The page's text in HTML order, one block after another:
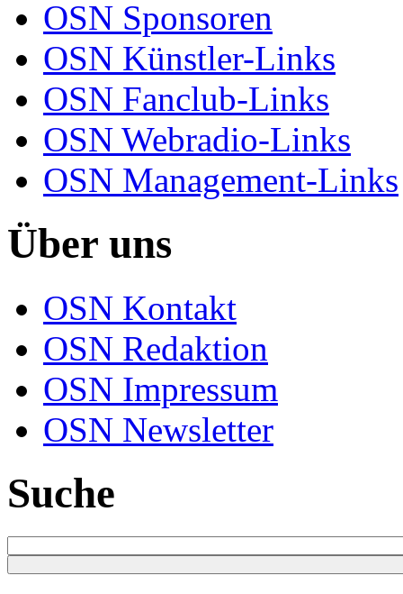
OSN Sponsoren
OSN Künstler-Links
OSN Fanclub-Links
OSN Webradio-Links
OSN Management-Links
Über uns
OSN Kontakt
OSN Redaktion
OSN Impressum
OSN Newsletter
Suche